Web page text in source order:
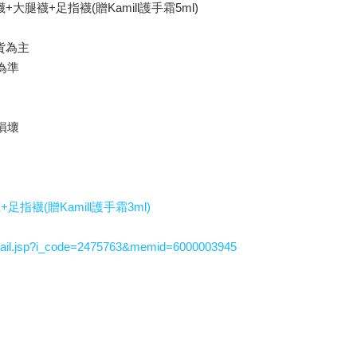
大腿襪+足指襪(贈Kamill護手霜5ml)
為主
準
壞
足指襪(贈Kamill護手霜3ml)